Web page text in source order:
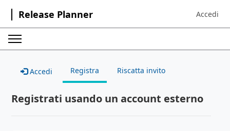
Release Planner Sign in to
Accedi
Accedi Registra Riscatta invito
Registrati usando un account esterno